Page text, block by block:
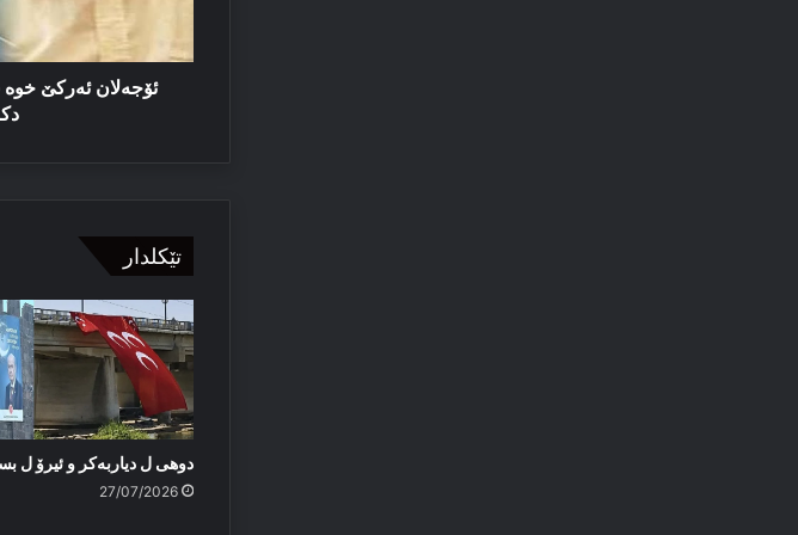
بورکای
دکه‌ئۆجەلان ئەركێ
تێکلدار
دوهی ل دیاربەکر و ئیرۆ ل
27/07/2026